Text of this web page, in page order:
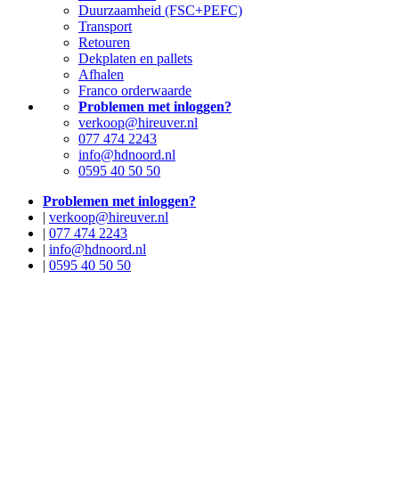
Duurzaamheid (FSC+PEFC)
Transport
Retouren
Dekplaten en pallets
Afhalen
Franco orderwaarde
Problemen met inloggen?
verkoop@hireuver.nl
077 474 2243
info@hdnoord.nl
0595 40 50 50
Problemen met inloggen?
| verkoop@hireuver.nl
| 077 474 2243
| info@hdnoord.nl
| 0595 40 50 50